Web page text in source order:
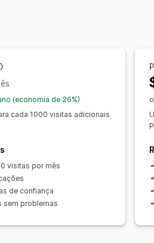
Página de
(economia de 26%)
cada 1000 visitas adicionais
visitas por mês
de confiança
sem problemas